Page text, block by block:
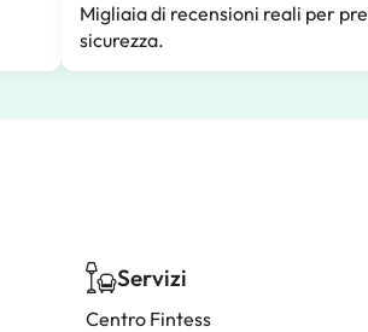
Migliaia di recensioni reali per
sicurezza.
Servizi
Centro Fintess